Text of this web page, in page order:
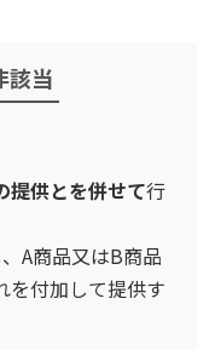
該当
提供とを併せて行
A商品又はB商品
を付加して提供す